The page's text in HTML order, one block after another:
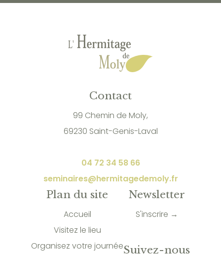
Contact
99 Chemin de Moly,
69230 Saint-Genis-Laval
04 72 34 58 66
seminaires@hermitagedemoly.fr
Plan du site
Accueil
Visitez le lieu
Organisez votre journée
Newsletter
S'inscrire →
Suivez-nous